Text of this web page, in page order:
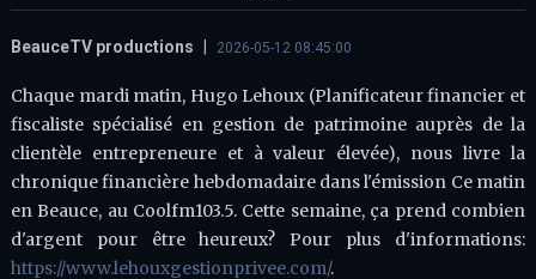
BeauceTV productions 2026-05-12 08:45:00
Chaque mardi matin, Hugo Lehoux (Planificateur financier et
fiscaliste spécialisé en gestion de patrimoine auprès de la
clientèle entrepreneure et à valeur élevée), nous livre la
chronique financière hebdomadaire dans l'émission Ce matin
en Beauce, au Coolfm103.5. Cette semaine, ça prend combien
d'argent pour être heureux? Pour plus d'informations:
https://www.lehouxgestionprivee.com/.